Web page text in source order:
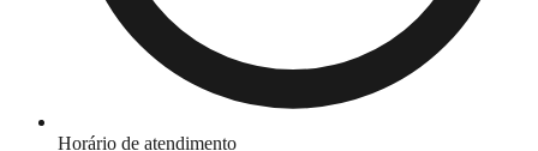
Horário de atendimento